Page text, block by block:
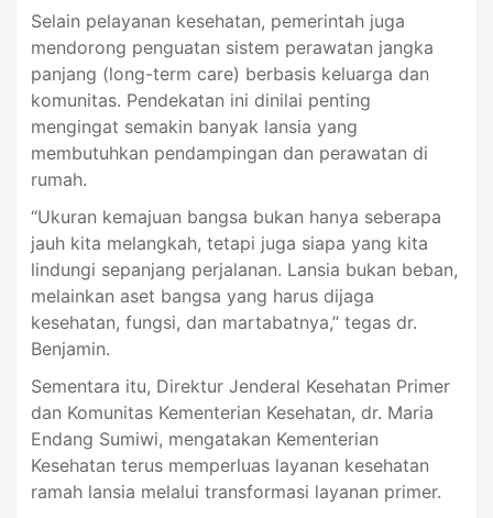
Selain pelayanan kesehatan, pemerintah juga
mendorong penguatan sistem perawatan jangka
panjang (long-term care) berbasis keluarga dan
komunitas. Pendekatan ini dinilai penting
mengingat semakin banyak lansia yang
membutuhkan pendampingan dan perawatan di
rumah.
“Ukuran kemajuan bangsa bukan hanya seberapa
jauh kita melangkah, tetapi juga siapa yang kita
lindungi sepanjang perjalanan. Lansia bukan beban,
melainkan aset bangsa yang harus dijaga
kesehatan, fungsi, dan martabatnya,” tegas dr.
Benjamin.
Sementara itu, Direktur Jenderal Kesehatan Primer
dan Komunitas Kementerian Kesehatan, dr. Maria
Endang Sumiwi, mengatakan Kementerian
Kesehatan terus memperluas layanan kesehatan
ramah lansia melalui transformasi layanan primer.